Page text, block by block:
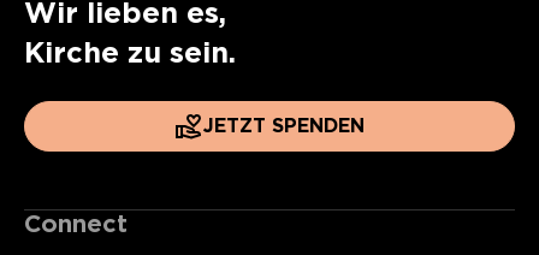
Wir lieben es,
Kirche zu sein.
JETZT SPENDEN
Connect